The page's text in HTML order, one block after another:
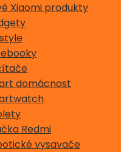
Xiaomi produkty
domácnost
Redmi
vysavače